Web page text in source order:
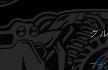
グ
ブラ